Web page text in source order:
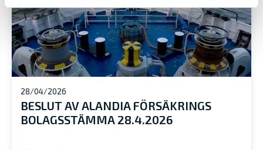
28/04/2026
BESLUT AV ALANDIA FÖRSÄKRINGS
BOLAGSSTÄMMA 28.4.2026